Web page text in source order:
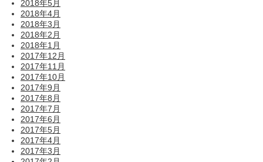
2018年5月
2018年4月
2018年3月
2018年2月
2018年1月
2017年12月
2017年11月
2017年10月
2017年9月
2017年8月
2017年7月
2017年6月
2017年5月
2017年4月
2017年3月